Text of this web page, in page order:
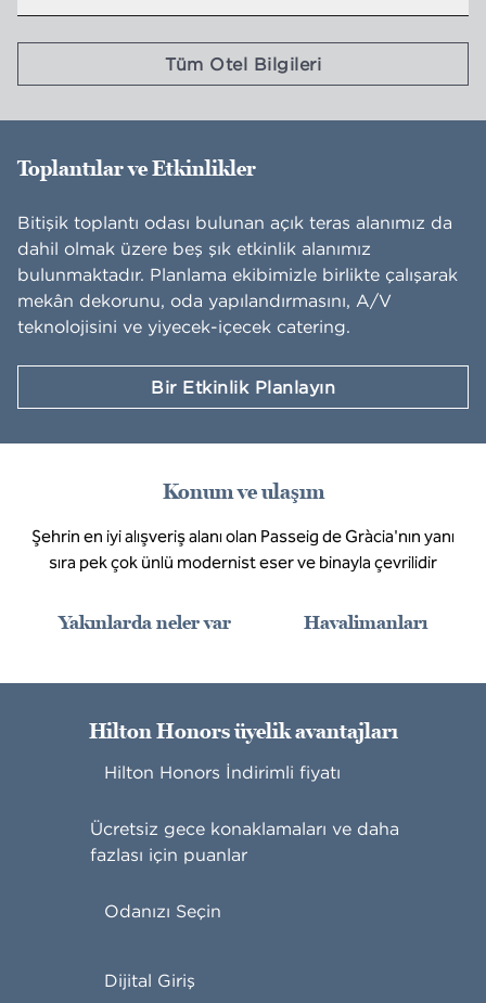
Tüm Otel Bilgileri
Toplantılar ve Etkinlikler
Bitişik toplantı odası bulunan açık teras alanımız da
dahil olmak üzere beş şık etkinlik alanımız
bulunmaktadır. Planlama ekibimizle birlikte çalışarak
mekân dekorunu, oda yapılandırmasını, A/V
teknolojisini ve yiyecek-içecek catering.
Bir Etkinlik Planlayın
Konum ve ulaşım
Şehrin en iyi alışveriş alanı olan Passeig de Gràcia'nın yanı
sıra pek çok ünlü modernist eser ve binayla çevrilidir
Yakınlarda neler var Havalimanları
Hilton Honors üyelik avantajları
Hilton Honors İndirimli fiyatı
Ücretsiz gece konaklamaları ve daha
fazlası için puanlar
Odanızı Seçin
Dijital Giriş